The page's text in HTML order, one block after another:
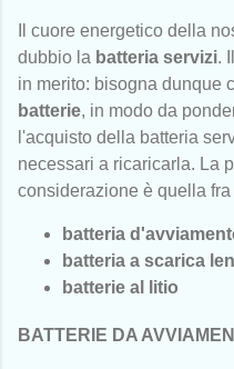
Il cuore energetico della
dubbio la batteria servizi.
in merito: bisogna dunque
batterie, in modo da
l'acquisto della batteria
necessari a ricaricarla. La
considerazione è quella
batteria
batteria a scarica
batterie al litio
BATTERIE DA